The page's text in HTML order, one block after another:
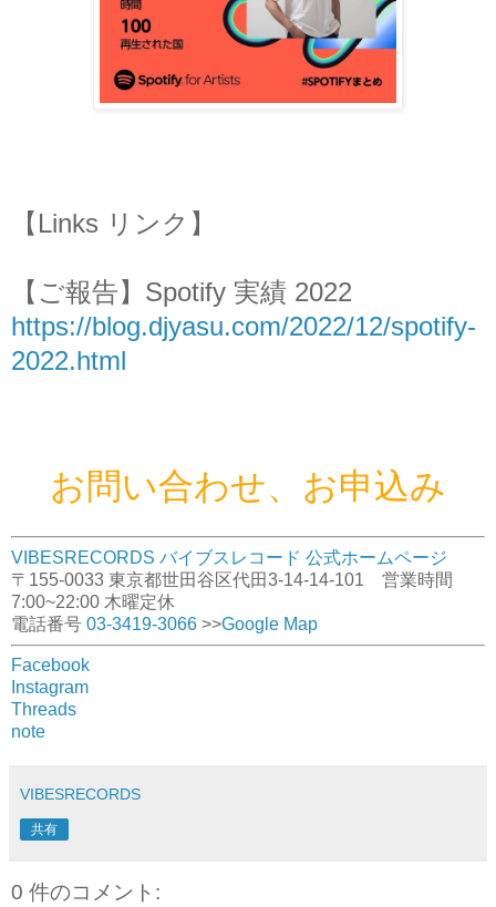
【Links リンク】
【ご報告】Spotify 実績 2022
https://blog.djyasu.com/2022/12/spotify-
2022.html
お問い合わせ、お申込み
VIBESRECORDS バイブスレコード 公式ホームページ
〒155-0033 東京都世田谷区代田3-14-14-101 営業時間
7:00~22:00 木曜定休
電話番号 03-3419-3066 >>Google Map
Facebook
Instagram
Threads
note
VIBESRECORDS
共有
0 件のコメント: